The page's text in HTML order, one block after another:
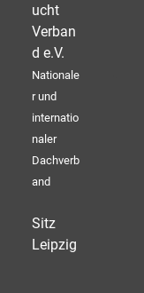
ucht
Verban
d e.V.
Nationale
r und
internatio
naler
Dachverb
and
Sitz
Leipzig